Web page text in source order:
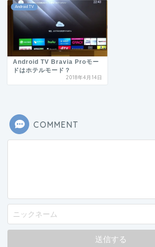
Android TV
Android TV Bravia Proモー
ドはホテルモード？
2018年4月14日
COMMENT